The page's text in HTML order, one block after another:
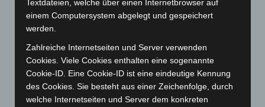
Oktober 2025
September 2025
August 2025 (90)
Juli 2025(90)
Mai 2025 (112)
Textdateien, welche über einen Internetbrowser auf
einem Computersystem abgelegt und gespeichert
werden.
Zahlreiche Internetseiten und Server verwenden
Cookies. Viele Cookies enthalten eine sogenannte
Cookie-ID. Eine Cookie-ID ist eine eindeutige Kennung
des Cookies. Sie besteht aus einer Zeichenfolge, durch
welche Internetseiten und Server dem konkreten